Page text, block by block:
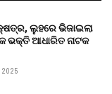
ଲୁହରେ ଭିଜାଇଲା
ଭକ୍ତି ଆଧାରିତ ନାଟକ